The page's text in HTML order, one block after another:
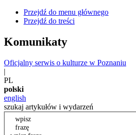
Przejdź do menu głównego
Przejdź do treści
Komunikaty
Oficjalny serwis o kulturze w Poznaniu
|
PL
polski
english
szukaj artykułów i wydarzeń
wpisz
frazę